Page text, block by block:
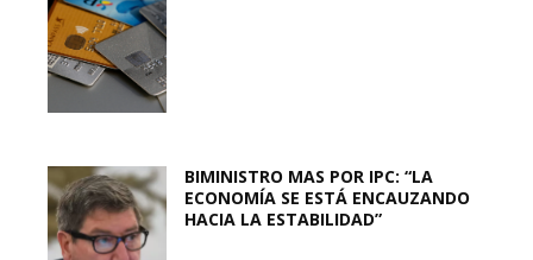
BIMINISTRO MAS POR IPC: “LA
ECONOMÍA SE ESTÁ ENCAUZANDO
HACIA LA ESTABILIDAD”